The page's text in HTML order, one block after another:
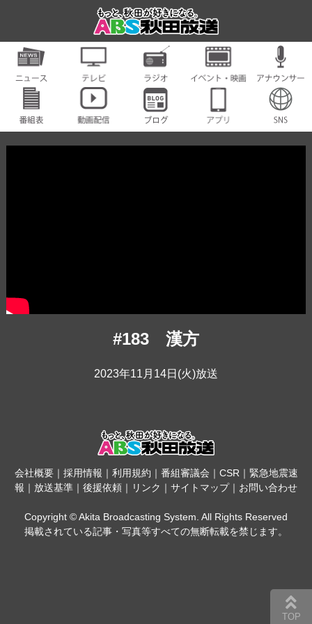
#183 漢方
2023年11月14日(火)放送
会社概要｜ 採用情報 ｜ 利用規約 ｜ 番組審議会 ｜ CSR ｜ 緊急地震速
報 ｜ 放送基準 ｜ 後援依頼 ｜ リンク ｜ サイトマップ｜ お問い合わせ
Copyright © Akita Broadcasting System. All Rights Reserved
掲載されている記事・写真等すべての無断転載を禁じます。